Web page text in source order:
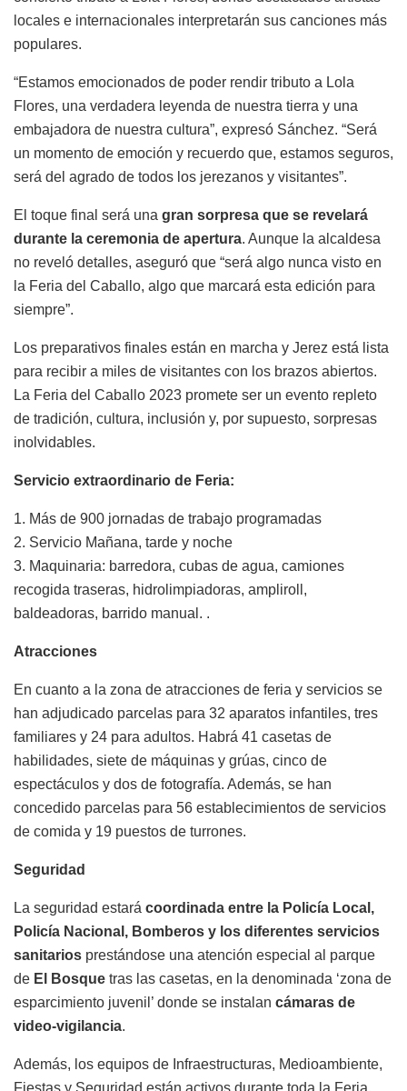
locales e internacionales interpretarán sus canciones más
populares.
“Estamos emocionados de poder rendir tributo a Lola
Flores, una verdadera leyenda de nuestra tierra y una
embajadora de nuestra cultura”, expresó Sánchez. “Será
un momento de emoción y recuerdo que, estamos seguros,
será del agrado de todos los jerezanos y visitantes”.
El toque final será una gran sorpresa que se revelará
durante la ceremonia de apertura. Aunque la alcaldesa
no reveló detalles, aseguró que “será algo nunca visto en
la Feria del Caballo, algo que marcará esta edición para
siempre”.
Los preparativos finales están en marcha y Jerez está lista
para recibir a miles de visitantes con los brazos abiertos.
La Feria del Caballo 2023 promete ser un evento repleto
de tradición, cultura, inclusión y, por supuesto, sorpresas
inolvidables.
Servicio extraordinario de Feria:
1. Más de 900 jornadas de trabajo programadas
2. Servicio Mañana, tarde y noche
3. Maquinaria: barredora, cubas de agua, camiones
recogida traseras, hidrolimpiadoras, ampliroll,
baldeadoras, barrido manual. .
Atracciones
En cuanto a la zona de atracciones de feria y servicios se
han adjudicado parcelas para 32 aparatos infantiles, tres
familiares y 24 para adultos. Habrá 41 casetas de
habilidades, siete de máquinas y grúas, cinco de
espectáculos y dos de fotografía. Además, se han
concedido parcelas para 56 establecimientos de servicios
de comida y 19 puestos de turrones.
Seguridad
La seguridad estará coordinada entre la Policía Local,
Policía Nacional, Bomberos y los diferentes servicios
sanitarios prestándose una atención especial al parque
de El Bosque tras las casetas, en la denominada ‘zona de
esparcimiento juvenil’ donde se instalan cámaras de
video-vigilancia.
Además, los equipos de Infraestructuras, Medioambiente,
Fiestas y Seguridad están activos durante toda la Feria,